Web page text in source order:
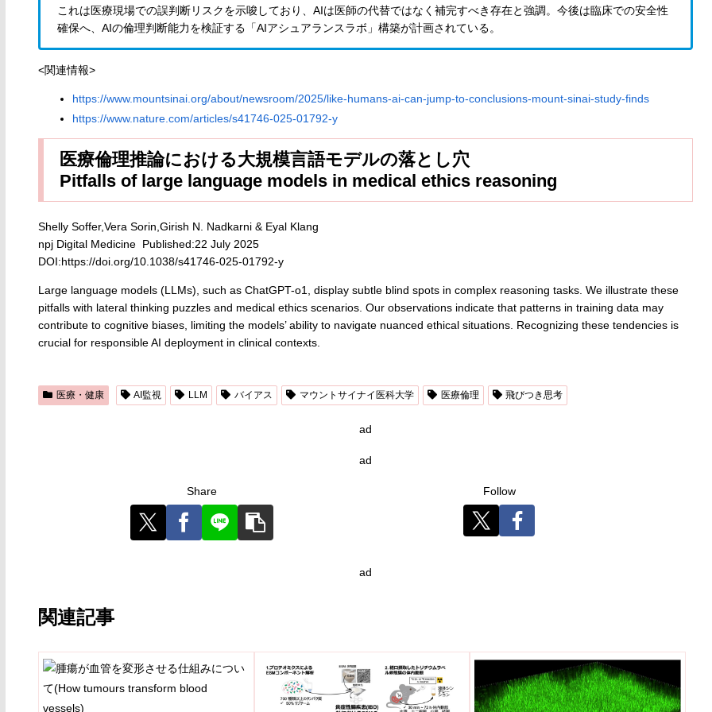
これは医療現場での誤判断リスクを示唆しており、AIは医師の代替ではなく補完すべき存在と強調。今後は臨床での安全性
確保へ、AIの倫理判断能力を検証する「AIアシュアランスラボ」構築が計画されている。
<関連情報>
https://www.mountsinai.org/about/newsroom/2025/like-humans-ai-can-jump-to-conclusions-mount-sinai-study-finds
https://www.nature.com/articles/s41746-025-01792-y
医療倫理推論における大規模言語モデルの落とし穴
Pitfalls of large language models in medical ethics reasoning
Shelly Soffer,Vera Sorin,Girish N. Nadkarni & Eyal Klang
npj Digital Medicine Published:22 July 2025
DOI:https://doi.org/10.1038/s41746-025-01792-y
Large language models (LLMs), such as ChatGPT-o1, display subtle blind spots in complex reasoning tasks. We illustrate these
pitfalls with lateral thinking puzzles and medical ethics scenarios. Our observations indicate that patterns in training data may
contribute to cognitive biases, limiting the models’ ability to navigate nuanced ethical situations. Recognizing these tendencies is
crucial for responsible AI deployment in clinical contexts.
医療・健康 AI監視 LLM バイアス マウントサイナイ医科大学 医療倫理 飛びつき思考
ad
ad
Share Follow
ad
関連記事